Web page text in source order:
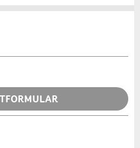
an Freunde weiter.